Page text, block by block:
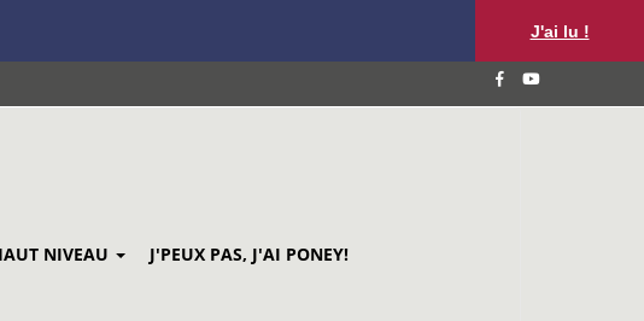
J'ai lu !
NIVEAU J'PEUX PAS, J'AI PONEY!